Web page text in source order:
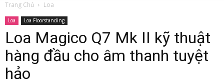
Trang Chủ Loa
Loa Loa Floorstanding
Loa Magico Q7 Mk II kỹ thuật
hàng đầu cho âm thanh tuyệt
hảo